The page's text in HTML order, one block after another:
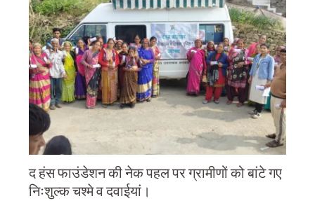
द हंस फाउंडेशन की नेक पहल पर ग्रामीणों को बांटे गए
निःशुल्क चश्मे व दवाईयां।